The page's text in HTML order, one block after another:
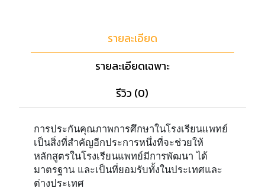
รายละเอียด
รายละเอียดเฉพาะ
รีวิว (0)
การประกันคุณภาพการศึกษาในโรงเรียนแพทย์
เป็นสิ่งที่สำคัญอีกประการหนึ่งที่จะช่วยให้
หลักสูตรในโรงเรียนแพทย์มีการพัฒนา ได้
มาตรฐาน และเป็นที่ยอมรับทั้งในประเทศและ
ต่างประเทศ